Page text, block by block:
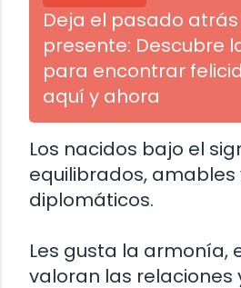
Deja el pasado atrás
presente: Descubre
para encontrar
aquí y ahora
Los nacidos bajo el
equilibrados, amables
diplomáticos.
Les gusta la armonía,
valoran las relaciones